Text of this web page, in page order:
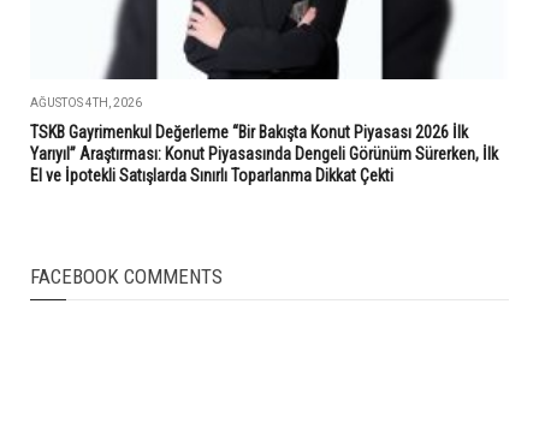
AĞUSTOS 4TH, 2026
TSKB Gayrimenkul Değerleme “Bir Bakışta Konut Piyasası 2026 İlk
Yarıyıl” Araştırması: Konut Piyasasında Dengeli Görünüm Sürerken, İlk
El ve İpotekli Satışlarda Sınırlı Toparlanma Dikkat Çekti
FACEBOOK COMMENTS